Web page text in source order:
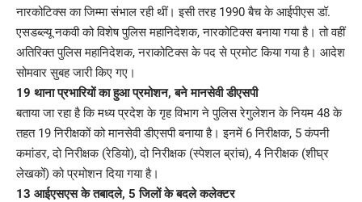
नारकोटिक्स का जिम्मा संभाल रही थीं। इसी तरह 1990 बैच के आईपीएस डॉ.
एसडब्ल्यू नकवी को विशेष पुलिस महानिदेशक, नारकोटिक्स बनाया गया है। तो वहीं
अतिरिक्त पुलिस महानिदेशक, नराकोटिक्स के पद से प्रमोट किया गया है। आदेश
सोमवार सुबह जारी किए गए।
19 थाना प्रभारियों का हुआ प्रमोशन, बने मानसेवी डीएसपी
बताया जा रहा है कि मध्य प्रदेश के गृह विभाग ने पुलिस रेगुलेशन के नियम 48 के
तहत 19 निरीक्षकों को मानसेवी डीएसपी बनाया है। इनमें 6 निरीक्षक, 5 कंपनी
कमांडर, दो निरीक्षक (रेडियो), दो निरीक्षक (स्पेशल ब्रांच), 4 निरीक्षक (शीघ्र
लेखकों) को प्रमोशन दिया गया है।
13 आईएसएस के तबादले, 5 जिलों के बदले कलेक्टर